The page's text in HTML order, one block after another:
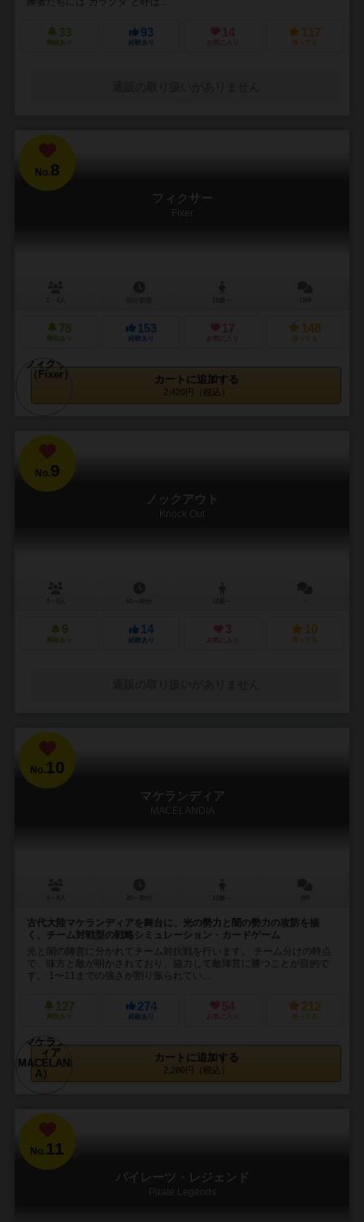
33
興味あり
93
経験あり
14
お気に入り
117
持ってる
No.8
フィクサー
Fixer
78
興味あり
153
経験あり
17
お気に入り
148
持ってる
カートに追加する
2,420円（税込）
No.9
ノックアウト
Knock Out
9
興味あり
14
経験あり
3
お気に入り
10
持ってる
No. 10
マケランディア
MACELANDIA
古代大陸マケランディアを舞台に、光の勢力と闇の勢力の攻防を描
く、チーム対戦型の戦略シミュレーション・カードゲーム
光と闇の陣営に分かれてチーム対抗戦を行います。 チーム分けの時点
で、味方と敵が明かされており、協力して敵陣営に勝つことが目的で
す。 1〜11までの強さが割り振られてい...
127
興味あり
274
経験あり
54
お気に入り
212
持ってる
カートに追加する
2,280円（税込）
No.11
パイレーツ・レジェンド
Pirate Legends